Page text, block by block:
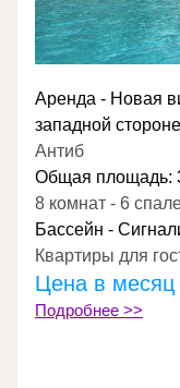
Аренда - Новая
западной
Антиб
Общая площадь:
8 комнат - 6
Бассейн -
Квартиры для
Цена в месяц
Подробнее >>